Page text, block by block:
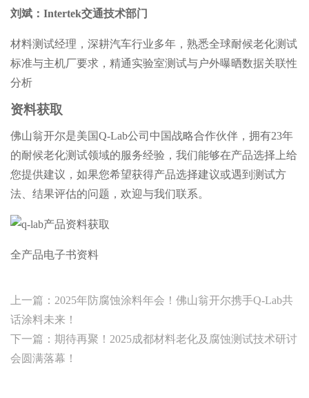
刘斌：Intertek交通技术部门
材料测试经理，深耕汽车行业多年， 熟悉全球耐候老化测试
标准与主机厂要求， 精通实验室测试与户外曝晒数据关联性
分析
资料获取
佛山翁开尔是美国Q-Lab公司中国战略合作伙伴，拥有23年
的耐候老化测试领域的服务经验，我们能够在产品选择上给
您提供建议，如果您希望获得产品选择建议或遇到测试方
法、结果评估的问题，欢迎与我们联系。
全产品电子书资料
上一篇： 2025年防腐蚀涂料年会！佛山翁开尔携手Q-Lab共
话涂料未来！
下一篇： 期待再聚！2025成都材料老化及腐蚀测试技术研讨
会圆满落幕！